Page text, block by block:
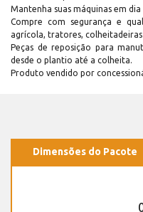
Mantenha suas máquinas em dia
Compre com segurança e
agrícola, tratores,
Peças de reposição para
desde o plantio até a colheita.
Produto vendido por
Dimensões do Pacote